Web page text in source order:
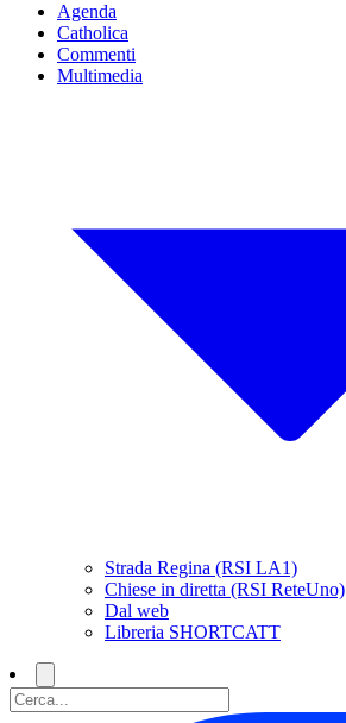
Agenda
Catholica
Commenti
Multimedia
Strada Regina (RSI LA1)
Chiese in diretta (RSI ReteUno)
Dal web
Libreria SHORTCATT